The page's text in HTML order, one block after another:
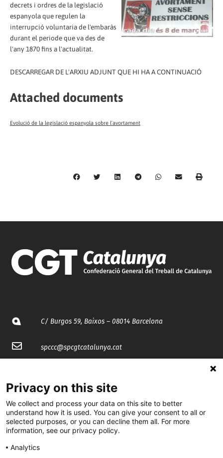
decrets i ordres de la legislació
espanyola que regulen la
interrupció voluntaria de l'embaràs
durant el periode que va des de
l'any 1870 fins a l'actualitat.
DESCARREGAR DE L'ARXIU ADJUNT QUE HI HA A CONTINUACIÓ
Attached documents
Evolució de la legislació espanyola sobre l´avortament
C/ Burgos 59, Baixos – 08014 Barcelona
spccc@spcgtcatalunya.cat
@CGTCatalunya
cgtcatalunya
Privacy on this site
We collect and process your data on this site to better
understand how it is used. You can give your consent to all or
selected purposes, or you can decline them all. For more
information, see our privacy policy.
Analytics